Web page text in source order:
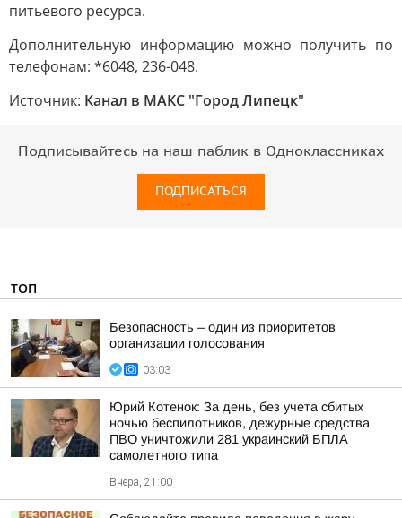
питьевого ресурса.
Дополнительную информацию можно получить по
телефонам: *6048, 236-048.
Источник: Канал в МАКС "Город Липецк"
Подписывайтесь на наш паблик в Одноклассниках
ПОДПИСАТЬСЯ
ТОП
Безопасность – один из приоритетов
организации голосования
03:03
Юрий Котенок: За день, без учета сбитых
ночью беспилотников, дежурные средства
ПВО уничтожили 281 украинский БПЛА
самолетного типа
Вчера, 21:00